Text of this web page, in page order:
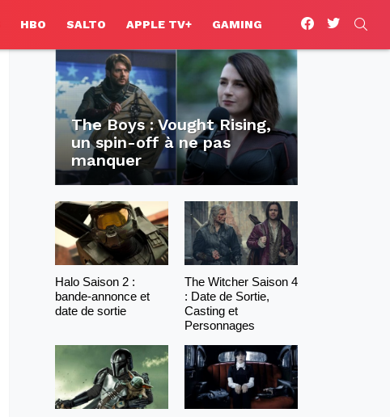
HBO SALTO APPLE TV+ GAMING
facebooktwitter
The Boys : Vought Rising,
un spin-off à ne pas
manquer
Halo Saison 2 :
bande-annonce et
date de sortie
The Witcher Saison 4
: Date de Sortie,
Casting et
Personnages